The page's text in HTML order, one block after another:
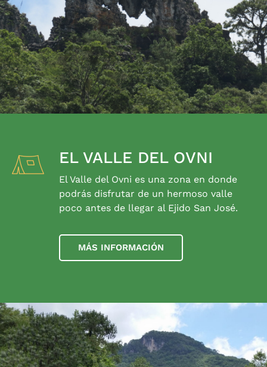
EL VALLE DEL OVNI
El Valle del Ovni es una zona en donde
podrás disfrutar de un hermoso valle
poco antes de llegar al Ejido San José.
MÁS INFORMACIÓN